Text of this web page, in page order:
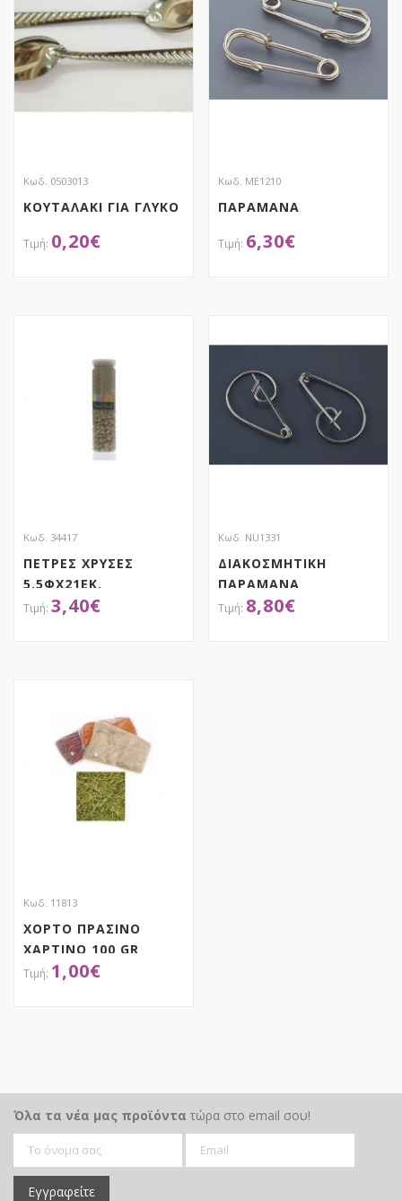
Κωδ. 0503013
ΚΟΥΤΑΛΑΚΙ ΓΙΑ ΓΛΥΚΟ
0,20€
Κωδ. ME1210
ΠΑΡΑΜΑΝΑ
6,30€
Κωδ. 34417
ΠΕΤΡΕΣ ΧΡΥΣΕΣ
5.5ΦΧ21ΕΚ.
3,40€
Κωδ. NU1331
ΔΙΑΚΟΣΜΗΤΙΚΗ
ΠΑΡΑΜΑΝΑ
8,80€
Κωδ. 11813
ΧΟΡΤΟ ΠΡΑΣΙΝΟ
ΧΑΡΤΙΝΟ 100 GR
1,00€
Όλα τα νέα μας προϊόντα τώρα στο email σου!
Εγγραφείτε